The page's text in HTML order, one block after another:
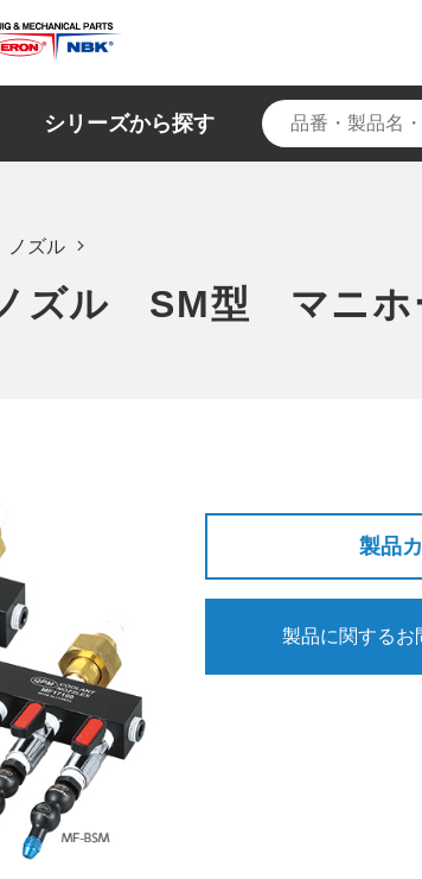
シリーズから探す
ノズル
ズル SM型 マニホ
製品
製品に関するお